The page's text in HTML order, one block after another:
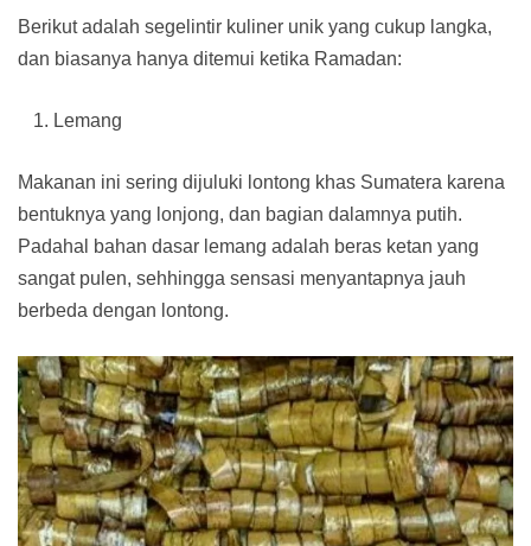
Berikut adalah segelintir kuliner unik yang cukup langka,
dan biasanya hanya ditemui ketika Ramadan:
Lemang
Makanan ini sering dijuluki lontong khas Sumatera karena
bentuknya yang lonjong, dan bagian dalamnya putih.
Padahal bahan dasar lemang adalah beras ketan yang
sangat pulen, sehhingga sensasi menyantapnya jauh
berbeda dengan lontong.